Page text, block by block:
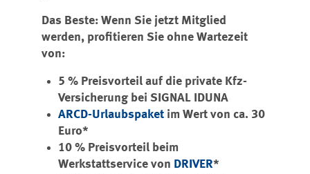
Das Beste: Wenn Sie jetzt Mitglied
werden, profitieren Sie ohne Wartezeit
von:
5 % Preisvorteil auf die private Kfz-
Versicherung bei SIGNAL IDUNA
ARCD-Urlaubspaket im Wert von ca. 30
Euro*
10 % Preisvorteil beim
Werkstattservice von DRIVER*